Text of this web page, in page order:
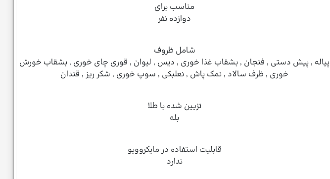
مناسب برای
دوازده نفر
شامل ظروف
پیاله , پیش دستی , فنجان , بشقاب غذا خوری , دیس , لیوان , قوری چای خوری , بشقاب خورش
خوری , ظرف سالاد , نمک پاش , نعلبکی , سوپ خوری , شکر ریز , قندان
تزیین شده با طلا
بله
قابلیت استفاده در مایکروویو
ندارد